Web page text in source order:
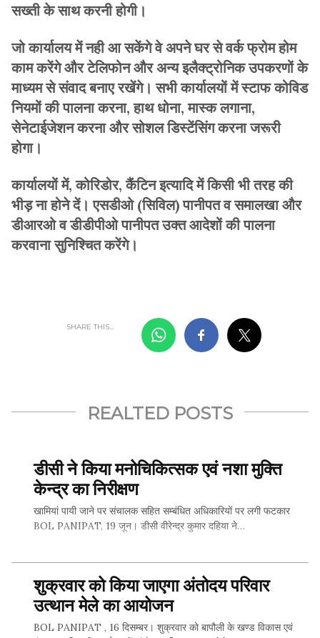
सख्ती के साथ करनी होगी।
जो कार्यालय में नही आ सकेंगे वे अपने घर से वर्क फ्रोम होम
काम करेंगे और टेलिफोन और अन्य इलैक्ट्रोनिक उपकरणों के
माध्यम से संवाद बनाए रखेंगे। सभी कार्यालयों में स्टाफ कोविड
नियमों की पालना करना, हाथ धोना, मास्क लगाना,
सेनेटाईजेशन करना और सोशल डिस्टेंसिंग करना जरूरी
होगा।
कार्यालयों में, कोरिडोर, कैंटिन इत्यादि में किसी भी तरह की
भीड़ ना होने दें। एसडीओ (सिविल) पानीपत व समालखा और
डीआरओ व डीडीपीओ पानीपत उक्त आदेशों की पालना
करवाना सुनिश्चित करेंगे।
SHARE THIS...
REALTED POSTS
डीसी ने किया मनोचिकित्सक एवं नशा मुक्ति
केन्द्र का निरीक्षण
खामियां पायी जाने पर संचालक सहित सम्बंधित अधिकारियों पर लगी फटकार
BOL PANIPAT, 19 जून। डीसी वीरेन्द्र कुमार दहिया ने…
SHARE THIS...
शुक्रवार को किया जाएगा अंतोदय परिवार
उत्थान मेले का आयोजन
BOL PANIPAT , 16 दिसम्बर। शुक्रवार को बापौली के खण्ड विकास एवं